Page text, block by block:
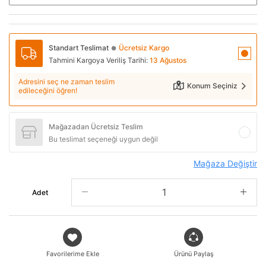
Standart Teslimat ● Ücretsiz Kargo
Tahmini Kargoya Veriliş Tarihi: 13 Ağustos
Adresini seç ne zaman teslim
edileceğini öğren!
Konum Seçiniz
Mağazadan Ücretsiz Teslim
Bu teslimat seçeneği uygun değil
Mağaza Değiştir
Adet
Favorilerime Ekle Ürünü Paylaş